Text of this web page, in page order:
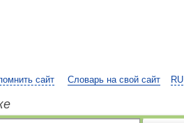
RU
сайт Словарь на свой сайт